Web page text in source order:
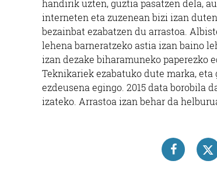
handirik uzten, guztia pasatzen dela,
interneten eta zuzenean bizi izan
bezainbat ezabatzen du arrastoa.
lehena barneratzeko astia izan baino
izan dezake biharamuneko paperezko
Teknikariek ezabatuko dute marka,
ezdeusena egingo. 2015 data borobila
izateko. Arrastoa izan behar da